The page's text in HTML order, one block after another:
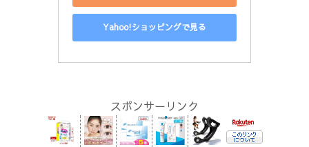
Yahoo!ショッピングで見る
スポンサーリンク